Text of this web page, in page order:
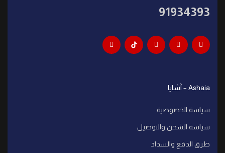
91934393
Ashaia – آشايا
سياسة الخصوصية
سياسة الشحن والتوصيل
طرق الدفع والسداد